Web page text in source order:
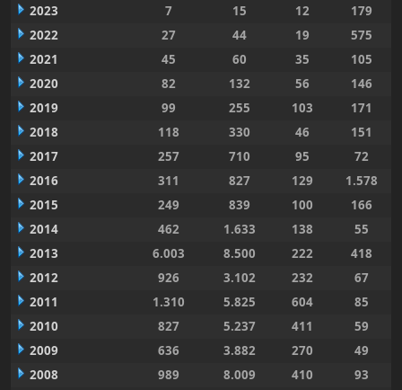
2023
7 15 12
179
2022
27 44 19
575
2021
45 60 35
105
2020
82 132 56
146
2019
99 255 103
171
2018
118 330 46
151
2017
257 710 95
72
2016
311 827 129
1.578
2015
249 839 100
166
2014
462 1.633 138
55
2013
6.003 8.500 222
418
2012
926 3.102 232
67
2011
1.310 5.825 604
85
2010
827 5.237 411
59
2009
636 3.882 270
49
2008
989 8.009 410 93